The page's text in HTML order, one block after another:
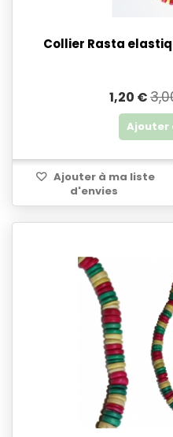
Collier Rasta
1,20 €
Ajouter
Ajouter à ma liste
d'envies